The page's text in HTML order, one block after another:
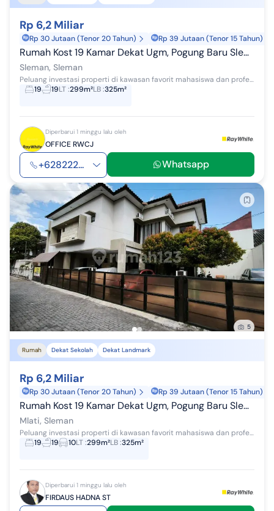
Rp 6,2 Miliar
Rp 30 Jutaan (Tenor 20 Tahun) Rp 39 Jutaan (Tenor 15 Tahun)
Rumah Kost 19 Kamar Dekat Ugm, Pogung Baru Sleman - Investasi Premium
Sleman, Sleman
Peluang investasi properti di kawasan favorit mahasiswa dan profesional. Rumah kost 2 lantai dengan 19 kamar, kondisi full furnish, siap beroperasi...
19
19LT:299m²LB:325m²
Diperbarui 1 minggu lalu oleh
OFFICE RWCJ
+628222... Whatsapp
5
Rumah Dekat Sekolah Dekat Landmark
Rp 6,2 Miliar
Rp 30 Jutaan (Tenor 20 Tahun) Rp 39 Jutaan (Tenor 15 Tahun)
Rumah Kost 19 Kamar Dekat Ugm, Pogung Baru Sleman - Investasi Premium
Mlati, Sleman
Peluang investasi properti di kawasan favorit mahasiswa dan profesional. Rumah kost 2 lantai dengan 19 kamar, kondisi full furnish, siap beroperasi...
19
19 10LT:299m²LB:325m²
Diperbarui 1 minggu lalu oleh
FIRDAUS HADNA ST